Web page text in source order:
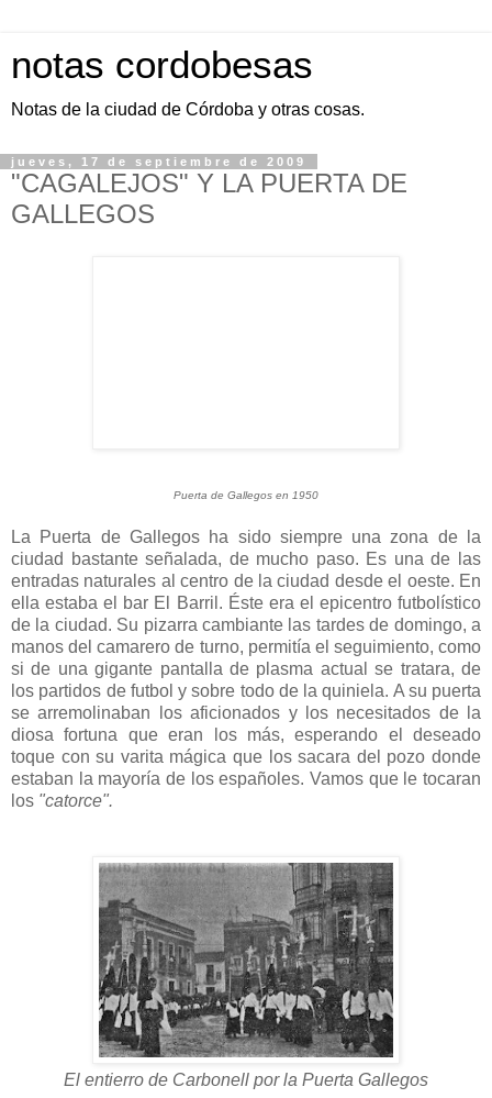
notas cordobesas
Notas de la ciudad de Córdoba y otras cosas.
jueves, 17 de septiembre de 2009
"CAGALEJOS" Y LA PUERTA DE
GALLEGOS
Puerta de Gallegos en 1950
La Puerta de Gallegos ha sido siempre una zona de la
ciudad bastante señalada, de mucho paso. Es una de las
entradas naturales al centro de la ciudad desde el oeste. En
ella estaba el bar El Barril. Éste era el epicentro futbolístico
de la ciudad. Su pizarra cambiante las tardes de domingo, a
manos del camarero de turno, permitía el seguimiento, como
si de una gigante pantalla de plasma actual se tratara, de
los partidos de futbol y sobre todo de la quiniela. A su puerta
se arremolinaban los aficionados y los necesitados de la
diosa fortuna que eran los más, esperando el deseado
toque con su varita mágica que los sacara del pozo donde
estaban la mayoría de los españoles. Vamos que le tocaran
los "catorce".
El entierro de Carbonell por la Puerta Gallegos